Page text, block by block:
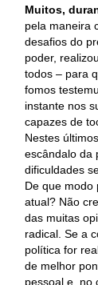
Muitos,
pela maneira
desafios do
poder,
todos – para
fomos
instante nos
capazes de
Nestes
escândalo da
dificuldades
De que modo
atual? Não
das muitas
radical. Se a
política for
de melhor
pessoal e, no